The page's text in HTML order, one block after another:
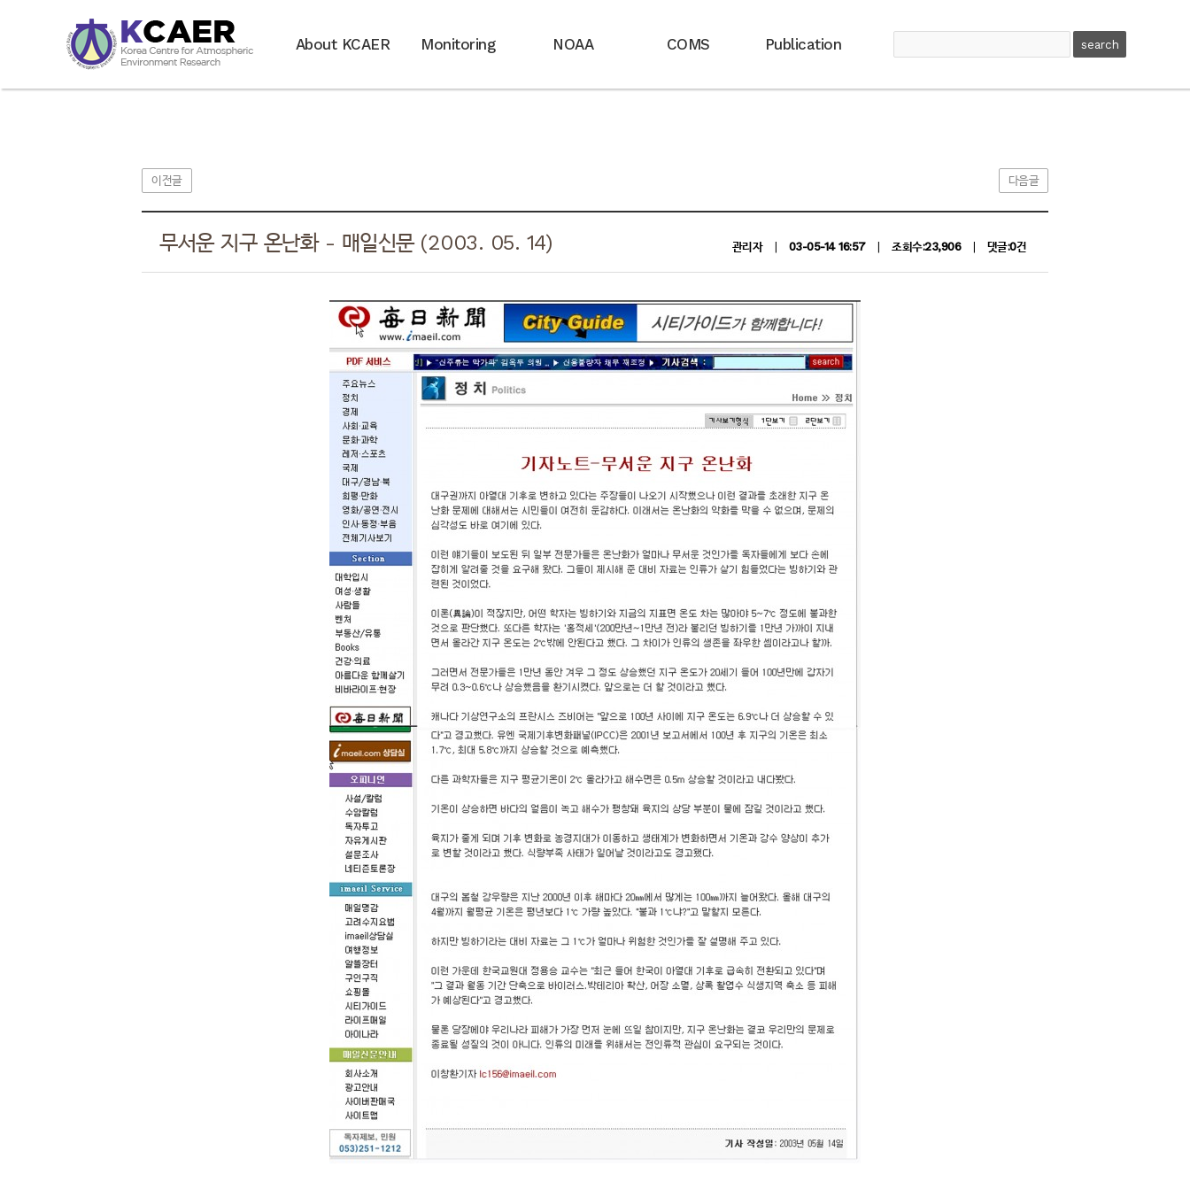
About KCAER Monitoring NOAA COMS Publication
이전글 다음글
무서운 지구 온난화 - 매일신문 (2003. 05. 14) 관리자 03-05-14 16:57 조회수:23,906 댓글:0건